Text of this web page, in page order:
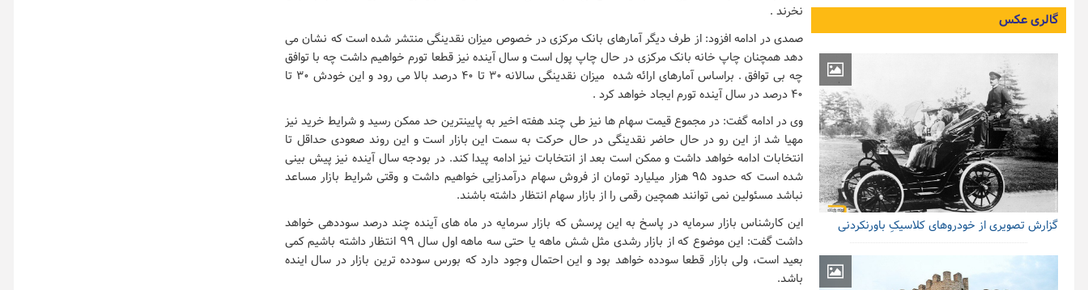
نخرند .
صمدی در ادامه افزود: از طرف دیگر آمارهای بانک مرکزی در خصوص میزان نقدینگی منتشر شده است که نشان می
دهد همچنان چاپ خانه بانک مرکزی در حال چاپ پول است و سال آینده نیز قطعا تورم خواهیم داشت چه با توافق
چه بی توافق . براساس آمارهای ارائه شده میزان نقدینگی سالانه ۳۰ تا ۴۰ درصد بالا می رود و این خودش ۳۰ تا
۴۰ درصد در سال آینده تورم ایجاد خواهد کرد .
وی در ادامه گفت: در مجموع قیمت سهام ها نیز طی چند هفته اخیر به پایینترین حد ممکن رسید و شرایط خرید نیز
مهیا شد از این رو در حال حاضر نقدینگی در حال حرکت به سمت این بازار است و این روند صعودی حداقل تا
انتخابات ادامه خواهد داشت و ممکن است بعد از انتخابات نیز ادامه پیدا کند. در بودجه سال آینده نیز پیش بینی
شده است که حدود ۹۵ هزار میلیارد تومان از فروش سهام درآمدزایی خواهیم داشت و وقتی شرایط بازار مساعد
نباشد مسئولین نمی توانند همچین رقمی را از بازار سهام انتظار داشته باشند.
این کارشناس بازار سرمایه در پاسخ به این پرسش که بازار سرمایه در ماه های آینده چند درصد سوددهی خواهد
داشت گفت: این موضوع که از بازار رشدی مثل شش ماهه یا حتی سه ماهه اول سال ۹۹ انتظار داشته باشیم کمی
بعید است، ولی بازار قطعا سودده خواهد بود و این احتمال وجود دارد که بورس سودده ترین بازار در سال اینده
باشد.
گالری عکس
گزارش تصویری از خودروهای کلاسیکِ باورنکردنی